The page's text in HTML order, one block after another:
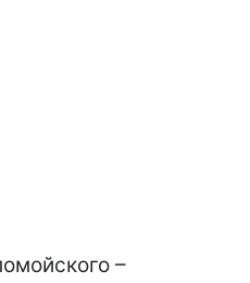
–